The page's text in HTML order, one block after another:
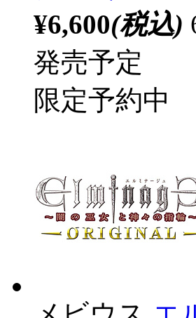
¥6,600(税込)
発売予定
限定予約中